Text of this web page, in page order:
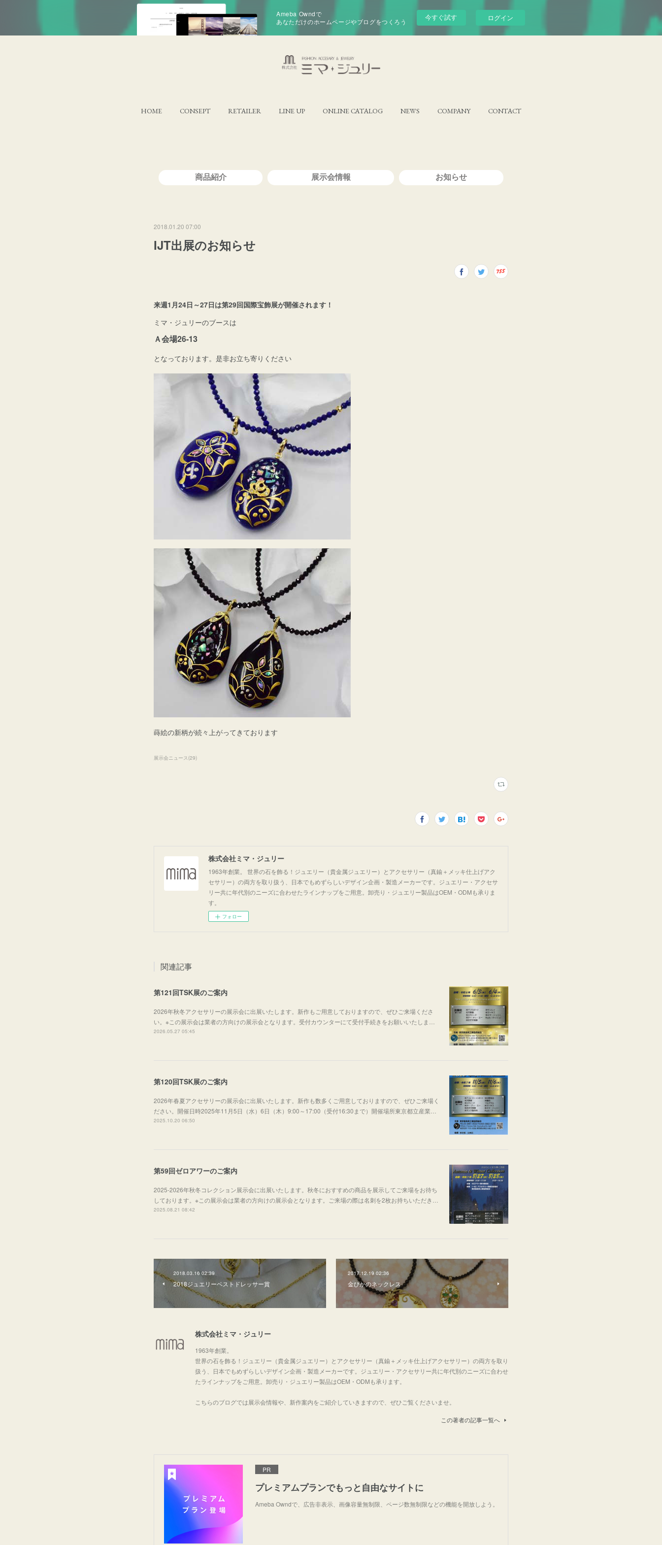
Ameba Owndで
あなただけのホームページやブログをつくろう
今すぐ試す ログイン
HOME CONSEPT RETAILER LINE UP ONLINE CATALOG NEWS COMPANY CONTACT
2018.01.20 07:00
IJT出展のお知らせ
来週1月24日～27日は第29回国際宝飾展が開催されます！
ミマ・ジュリーのブースは
Ａ会場26-13
となっております。是非お立ち寄りください
蒔絵の新柄が続々上がってきております
展示会ニュース (29)
株式会社ミマ・ジュリー
1963年創業。 世界の石を飾る！ジュエリー（貴金属ジュエリー）とアクセサリー（真鍮＋メッキ仕上げアク
セサリー）の両方を取り扱う、日本でもめずらしいデザイン企画・製造メーカーです。ジュエリー・アクセサ
リー共に年代別のニーズに合わせたラインナップをご用意。卸売り・ジュエリー製品はOEM・ODMも承りま
す。
フォロー
関連記事
第121回TSK展のご案内
2026年秋冬アクセサリーの展示会に出展いたします。新作もご用意しておりますので、ぜひご来場くださ
い。※この展示会は業者の方向けの展示会となります。受付カウンターにて受付手続きをお願いいたしま…
2026.05.27 05:45
第120回TSK展のご案内
2026年春夏アクセサリーの展示会に出展いたします。新作も数多くご用意しておりますので、ぜひご来場く
ださい。開催日時2025年11月5日（水）6日（木）9:00～17:00（受付16:30まで）開催場所東京都立産業…
2025.10.20 06:50
第59回ゼロアワーのご案内
2025-2026年秋冬コレクション展示会に出展いたします。秋冬におすすめの商品を展示してご来場をお待ち
しております。※この展示会は業者の方向けの展示会となります。ご来場の際は名刺を2枚お持ちいただき…
2025.08.21 08:42
2018.03.16 02:39
2018ジュエリーベストドレッサー賞
2017.12.19 02:36
金ぴかのネックレス
株式会社ミマ・ジュリー
1963年創業。
世界の石を飾る！ジュエリー（貴金属ジュエリー）とアクセサリー（真鍮＋メッキ仕上げアクセサリー）の両方を取り
扱う、日本でもめずらしいデザイン企画・製造メーカーです。ジュエリー・アクセサリー共に年代別のニーズに合わせ
たラインナップをご用意。卸売り・ジュエリー製品はOEM・ODMも承ります。
こちらのブログでは展示会情報や、新作案内をご紹介していきますので、ぜひご覧くださいませ。
この著者の記事一覧へ
PR
プレミアムプランでもっと自由なサイトに
Ameba Owndで、広告非表示、画像容量無制限、ページ数無制限などの機能を開放しよう。